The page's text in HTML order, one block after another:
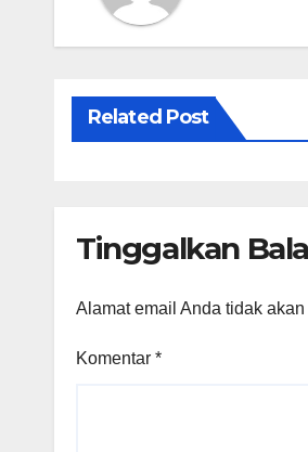
Related Post
Tinggalkan
Alamat email Anda tidak
Komentar *